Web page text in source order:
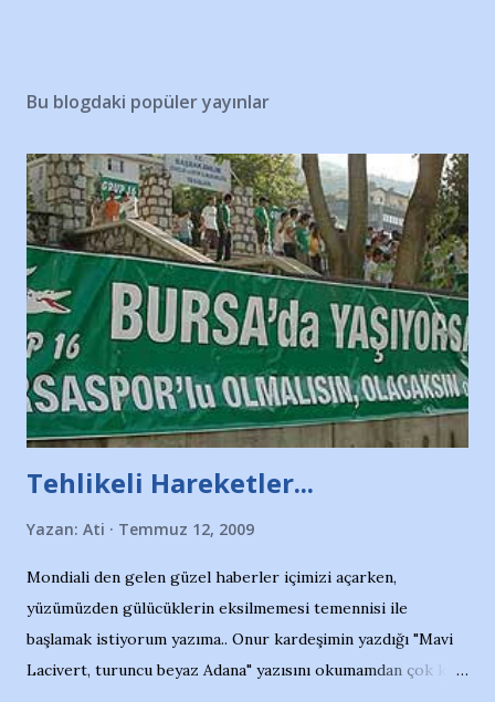
Bu blogdaki popüler yayınlar
Tehlikeli Hareketler...
Yazan: Ati Temmuz 12, 2009
Mondiali den gelen güzel haberler içimizi açarken,
yüzümüzden gülücüklerin eksilmemesi temennisi ile
başlamak istiyorum yazıma.. Onur kardeşimin yazdığı "Mavi
Lacivert, turuncu beyaz Adana" yazısını okumamdan çok kısa